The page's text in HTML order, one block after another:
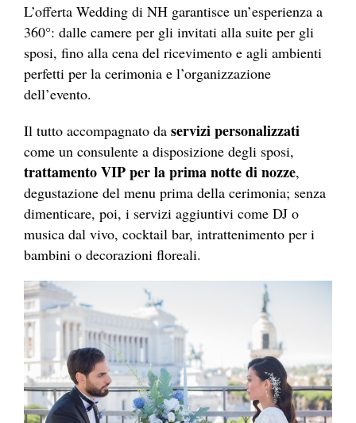
L’offerta Wedding di NH garantisce un’esperienza a
360°: dalle camere per gli invitati alla suite per gli
sposi, fino alla cena del ricevimento e agli ambienti
perfetti per la cerimonia e l’organizzazione
dell’evento.
Il tutto accompagnato da servizi personalizzati
come un consulente a disposizione degli sposi,
trattamento VIP per la prima notte di nozze,
degustazione del menu prima della cerimonia; senza
dimenticare, poi, i servizi aggiuntivi come DJ o
musica dal vivo, cocktail bar, intrattenimento per i
bambini o decorazioni floreali.